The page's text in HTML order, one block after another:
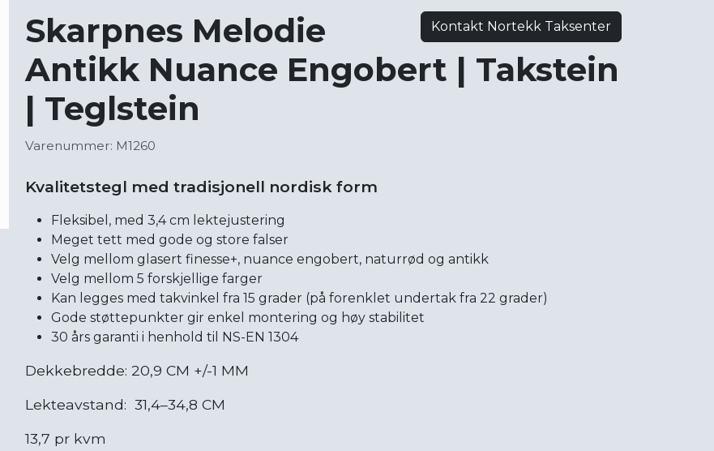
Kontakt Nortekk Taksenter
Skarpnes Melodie
Antikk Nuance Engobert | Takstein
| Teglstein
Varenummer: M1260
Kvalitetstegl med tradisjonell nordisk form
Fleksibel, med 3,4 cm lektejustering
Meget tett med gode og store falser
Velg mellom glasert finesse+, nuance engobert, naturrød og antikk
Velg mellom 5 forskjellige farger
Kan legges med takvinkel fra 15 grader (på forenklet undertak fra 22 grader)
Gode støttepunkter gir enkel montering og høy stabilitet
30 års garanti i henhold til NS-EN 1304
Dekkebredde: 20,9 CM +/-1 MM
Lekteavstand: 31,4–34,8 CM
13,7 pr kvm